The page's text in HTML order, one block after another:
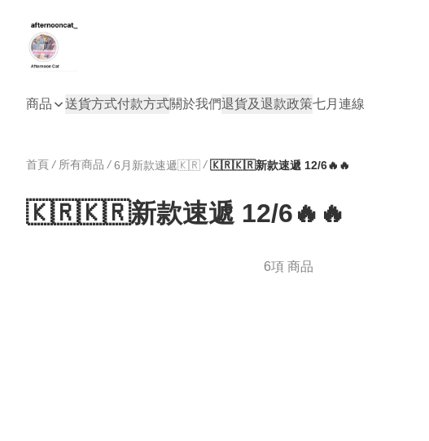
商品 送貨方式付款方式關於我們退貨及退款政策七月連線
首頁 / 所有商品 / 6月新款速遞🇰🇷 / 🇰🇷🇰🇷新款速遞 12/6🔥🔥
🇰🇷🇰🇷新款速遞 12/6🔥🔥
6項 商品